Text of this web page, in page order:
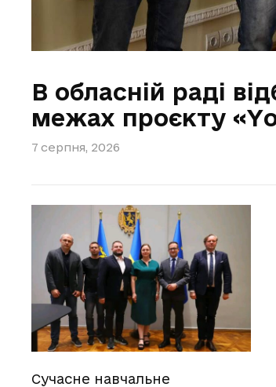
В обласній раді
межах проєкту
7 серпня, 2026
Сучасне навчальне